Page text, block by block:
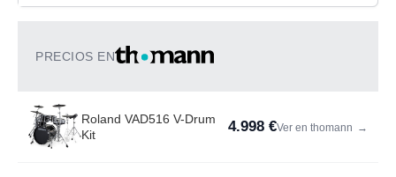
PRECIOS EN
Roland VAD516 V-Drum
Kit
4.998 €Ver en thomann →